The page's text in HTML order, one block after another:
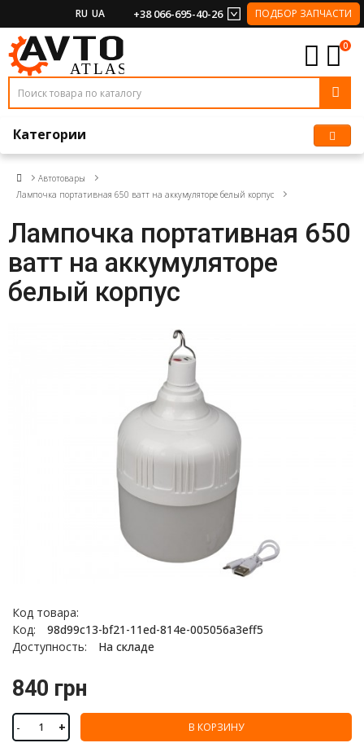
RU UA +38 066-695-40-26 ПОДБОР ЗАПЧАСТИ
0
Категории
Автотовары
Лампочка портативная 650 ватт на аккумуляторе белый корпус
Лампочка портативная 650
ватт на аккумуляторе
белый корпус
Код товара:
Код:
98d99c13-bf21-11ed-814e-005056a3eff5
Доступность:
На складе
840 грн
- + В КОРЗИНУ